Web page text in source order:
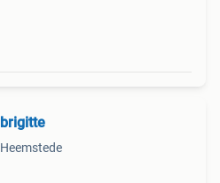
brigitte
Heemstede